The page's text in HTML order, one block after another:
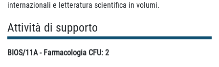
internazionali e letteratura scientifica in volumi.
Attività di supporto
BIOS/11A - Farmacologia CFU: 2